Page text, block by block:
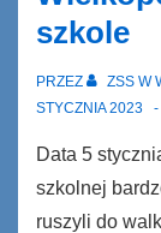
szkole
PRZEZ ZSS W
STYCZNIA 2023
Data 5
szkolnej
ruszyli do